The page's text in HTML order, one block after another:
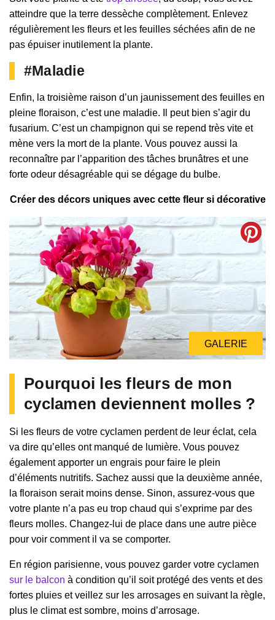
atteindre que la terre dessèche complètement. Enlevez
régulièrement les fleurs et les feuilles séchées afin de ne
pas épuiser inutilement la plante.
#Maladie
Enfin, la troisième raison d’un jaunissement des feuilles en
pleine floraison, c’est une maladie. Il peut bien s’agir du
fusarium. C’est un champignon qui se repend très vite et
mène vers la mort de la plante. Vous pouvez aussi la
reconnaître par l’apparition des tâches brunâtres et une
forte odeur désagréable qui se dégage du bulbe.
Créer des décors uniques avec cette fleur si décorative
GALERIE
GALERIE
Pourquoi les fleurs de mon
cyclamen deviennent molles ?
Si les fleurs de votre cyclamen perdent de leur éclat, cela
va dire qu’elles ont manqué de lumière. Vous pouvez
également apporter un engrais pour faire le plein
d’éléments nutritifs. Sachez aussi que la deuxième année,
la floraison serait moins dense. Sinon, assurez-vous que
votre plante n’a pas eu trop chaud qui s’exprime par des
fleurs molles. Changez-lui de place dans une autre pièce
pour voir comment il va se comporter.
En région parisienne, vous pouvez garder votre cyclamen
sur le balcon à condition qu’il soit protégé des vents et des
fortes pluies et veillez sur les arrosages en suivant la règle,
plus le climat est sombre, moins d’arrosage.